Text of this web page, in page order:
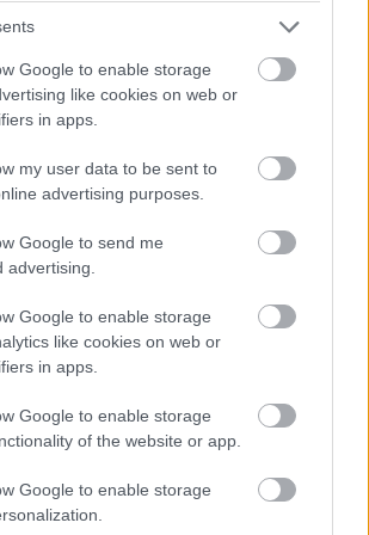
Google to enable storage
like cookies on web or
in apps.
my user data to be sent to
advertising purposes.
Google to send me
advertising.
Google to enable storage
like cookies on web or
in apps.
Google to enable storage
of the website or app.
Google to enable storage
Hore – Interiérová
omietka Piko (Knauf)
Vľavo – Interiérová
(Knauf)